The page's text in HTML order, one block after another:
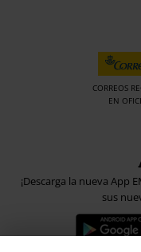
CORREOS
EN
¡Descarga la nueva App
sus